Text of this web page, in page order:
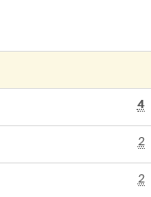
4
2
2